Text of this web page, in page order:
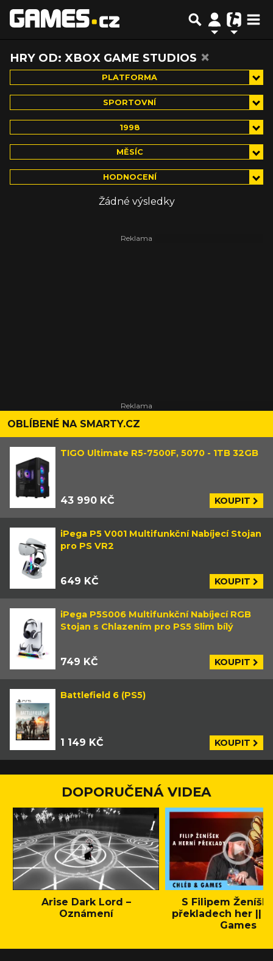
HRY OD: XBOX GAME STUDIOS ×
PLATFORMA
SPORTOVNÍ
1998
MĚSÍC
HODNOCENÍ
Žádné výsledky
OBLÍBENÉ NA SMARTY.CZ
TIGO Ultimate R5-7500F, 5070 - 1TB 32GB
43 990 KČ KOUPIT
iPega P5 V001 Multifunkční Nabíjecí Stojan
pro PS VR2
649 KČ KOUPIT
iPega P5S006 Multifunkční Nabíjecí RGB
Stojan s Chlazením pro PS5 Slim bílý
749 KČ KOUPIT
Battlefield 6 (PS5)
1 149 KČ KOUPIT
DOPORUČENÁ VIDEA
Arise Dark Lord –
Oznámení
S Filipem
překladech her ||
Games